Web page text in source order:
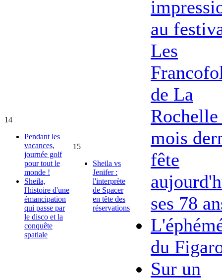
14
Pendant les
vacances,
journée golf
pour tout le
monde !
Sheila,
l'histoire d'une
émancipation
qui passe par
le disco et la
conquête
spatiale
15
Sheila vs
Jenifer :
l'interprète
de Spacer
en tête des
réservations
au
Les
de La
mois
fête
ses 78
du
Sur un